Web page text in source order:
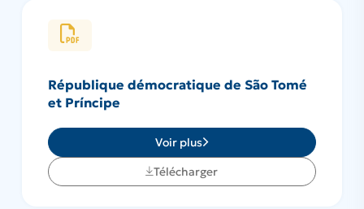
République démocratique de São Tomé
et Príncipe
Voir plus
Télécharger